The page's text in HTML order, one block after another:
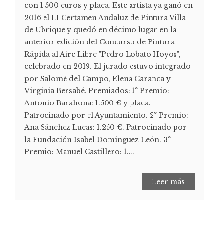
con 1.500 euros y placa. Este artista ya ganó en
2016 el LI Certamen Andaluz de Pintura Villa
de Ubrique y quedó en décimo lugar en la
anterior edición del Concurso de Pintura
Rápida al Aire Libre "Pedro Lobato Hoyos",
celebrado en 2019. El jurado estuvo integrado
por Salomé del Campo, Elena Caranca y
Virginia Bersabé. Premiados: 1° Premio:
Antonio Barahona: 1.500 € y placa.
Patrocinado por el Ayuntamiento. 2° Premio:
Ana Sánchez Lucas: 1.250 €. Patrocinado por
la Fundación Isabel Domínguez León. 3°
Premio: Manuel Castillero: 1....
Leer más